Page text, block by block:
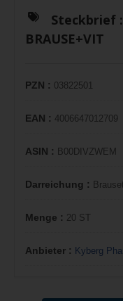
Steckbrief :
BRAUSE+VIT
PZN : 03822501
EAN : 4006647012709
ASIN : B00DIVZWEM
Darreichung :
Menge : 20 ST
Anbieter : Kyberg